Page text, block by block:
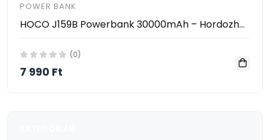
POWER BANK
HOCO J159B Powerbank 30000mAh – Hordozható Gyorstöltő PD/QC Támogatással, 22.5W, 2×USB + Type-C
(0)
7 990 Ft